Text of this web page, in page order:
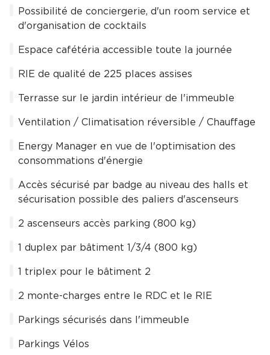
Possibilité de conciergerie, d'un room service et
d'organisation de cocktails
Espace cafétéria accessible toute la journée
RIE de qualité de 225 places assises
Terrasse sur le jardin intérieur de l'immeuble
Ventilation / Climatisation réversible / Chauffage
Energy Manager en vue de l'optimisation des
consommations d'énergie
Accès sécurisé par badge au niveau des halls et
sécurisation possible des paliers d'ascenseurs
2 ascenseurs accès parking (800 kg)
1 duplex par bâtiment 1/3/4 (800 kg)
1 triplex pour le bâtiment 2
2 monte-charges entre le RDC et le RIE
Parkings sécurisés dans l'immeuble
Parkings Vélos